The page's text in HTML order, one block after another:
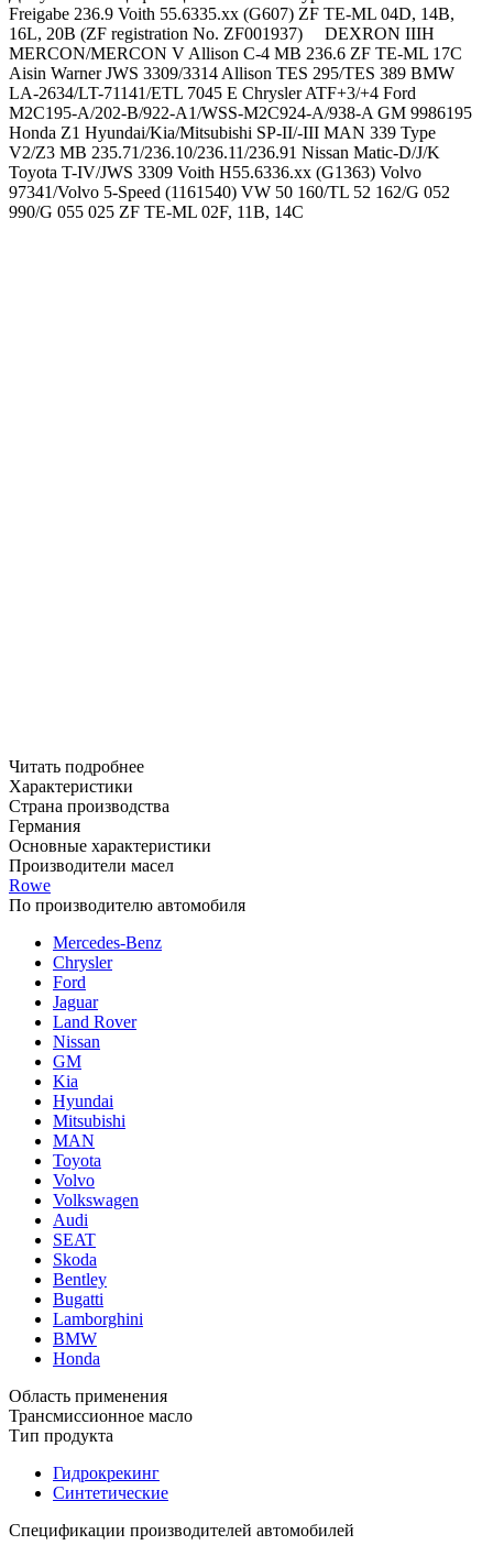
Freigabe 236.9 Voith 55.6335.xx (G607) ZF TE-ML 04D, 14B,
16L, 20B (ZF registration No. ZF001937)
DEXRON IIIH
MERCON/MERCON V Allison C-4 MB 236.6 ZF TE-ML 17C
Aisin Warner JWS 3309/3314 Allison TES 295/TES 389 BMW
LA-2634/LT-71141/ETL 7045 E Chrysler ATF+3/+4 Ford
M2C195-A/202-B/922-A1/WSS-M2C924-A/938-A GM 9986195
Honda Z1 Hyundai/Kia/Mitsubishi SP-II/-III MAN 339 Type
V2/Z3 MB 235.71/236.10/236.11/236.91 Nissan Matic-D/J/K
Toyota T-IV/JWS 3309 Voith H55.6336.xx (G1363) Volvo
97341/Volvo 5-Speed (1161540) VW 50 160/TL 52 162/G 052
990/G 055 025 ZF TE-ML 02F, 11B, 14C
Читать подробнее
Характеристики
Страна производства
Германия
Основные характеристики
Производители масел
Rowe
По производителю автомобиля
Mercedes-Benz
Chrysler
Ford
Jaguar
Land Rover
Nissan
GM
Kia
Hyundai
Mitsubishi
MAN
Toyota
Volvo
Volkswagen
Audi
SEAT
Skoda
Bentley
Bugatti
Lamborghini
BMW
Honda
Область применения
Трансмиссионное масло
Тип продукта
Гидрокрекинг
Синтетические
Спецификации производителей автомобилей